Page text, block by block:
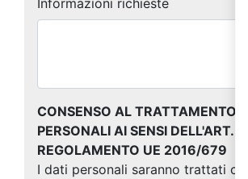
Informazioni richieste
CONSENSO AL TRATTAMENTO
PERSONALI AI SENSI DELL'ART.
REGOLAMENTO UE 2016/679
I dati personali saranno trattati